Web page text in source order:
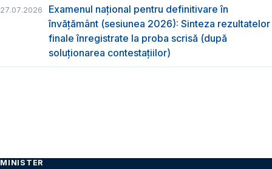
27.07.2026
Examenul național pentru definitivare în
învățământ (sesiunea 2026): Sinteza rezultatelor
finale înregistrate la proba scrisă (după
soluționarea contestațiilor)
MINISTER